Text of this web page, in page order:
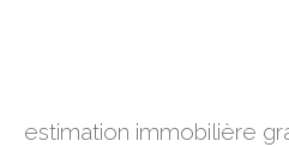
estimation immobilière